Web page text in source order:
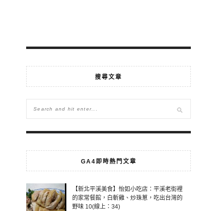
搜尋文章
GA4即時熱門文章
【新北平溪美食】怡如小吃店：平溪老街裡
的家常餐館，白斬雞、炒珠蔥，吃出台灣的
野味 10(線上：34)